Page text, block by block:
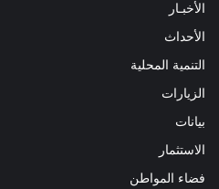
الأخبـار
الأحداث
التنمية المحلية
الزيارات
بيانات
الاستثمار
فضاء المواطن